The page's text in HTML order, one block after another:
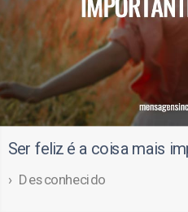
Ser feliz é a coisa mais
Desconhecido